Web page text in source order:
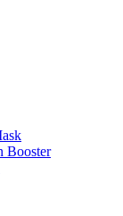
Booster